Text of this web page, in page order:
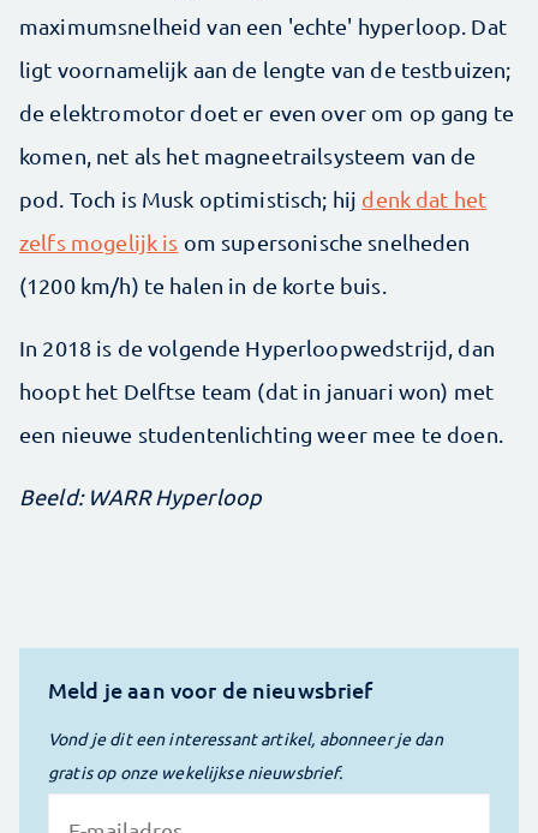
maximumsnelheid van een 'echte' hyperloop. Dat
ligt voornamelijk aan de lengte van de testbuizen;
de elektromotor doet er even over om op gang te
komen, net als het magneetrailsysteem van de
pod. Toch is Musk optimistisch; hij denk dat het
zelfs mogelijk is om supersonische snelheden
(1200 km/h) te halen in de korte buis.
In 2018 is de volgende Hyperloopwedstrijd, dan
hoopt het Delftse team (dat in januari won) met
een nieuwe studentenlichting weer mee te doen.
​Beeld: WARR Hyperloop
Meld je aan voor de nieuwsbrief
Vond je dit een interessant artikel, abonneer je dan
gratis op onze wekelijkse nieuwsbrief.